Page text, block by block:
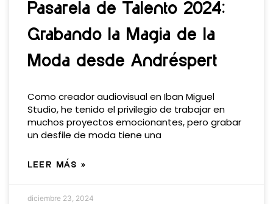
Pasarela de Talento 2024:
Grabando la Magia de la
Moda desde Andréspert
Como creador audiovisual en Iban Miguel
Studio, he tenido el privilegio de trabajar en
muchos proyectos emocionantes, pero grabar
un desfile de moda tiene una
LEER MÁS »
diciembre 23, 2024